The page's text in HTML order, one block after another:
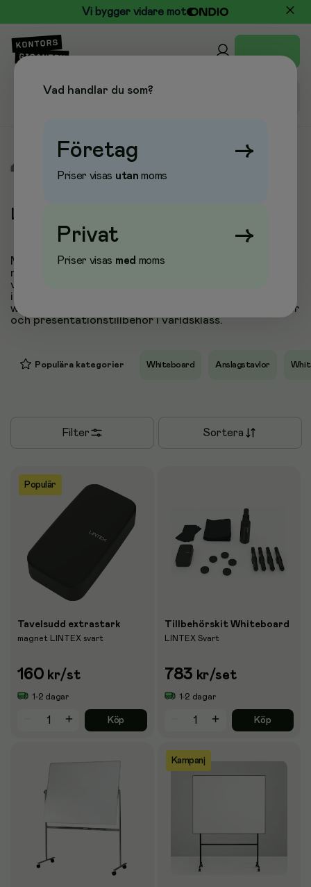
Vi bygger vidare mot
Lintex
Med en vision om att förenkla kommunikation i
moderna kontors- och utbildningsmiljöer har Lintex
vuxit till att bli ett av Europas ledande varumärken
inom skrivbara ytor. Sortimentet omfattar
whiteboards, glastavlor, skärmväggar, ljudabsorbenter
och presentationstillbehör i världsklass.
Populära kategorier Whiteboard Anslagstavlor
Filter Sortera
Populär
Tavelsudd extrastark
magnet LINTEX svart
160 kr/st
1-2 dagar
Köp
Tillbehörskit Whiteboard
LINTEX Svart
783 kr/set
1-2 dagar
Köp
Kampanj
Vad handlar du som?
Företag →
Priser visas utan moms
Privat →
Priser visas med moms